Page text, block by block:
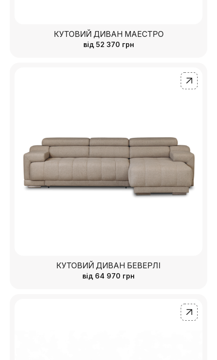
КУТОВИЙ ДИВАН МАЕСТРО
від 52 370 грн
КУТОВИЙ ДИВАН БЕВЕРЛІ
від 64 970 грн